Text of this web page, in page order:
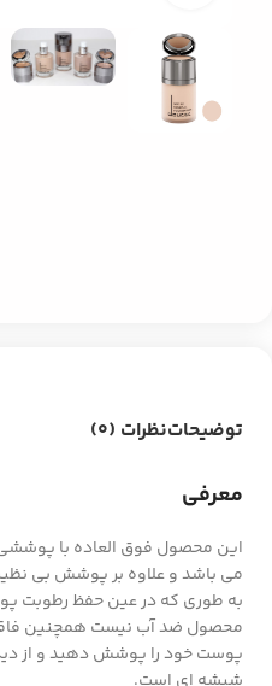
توضیحاتنظرات (0)
معرفی
این محصول فوق العاده با پوششی
به طوری که در عین حفظ رطوبت
محصول ضد آب نیست همچنین
شیشه ای است.